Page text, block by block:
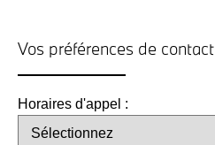
Vos préférences de contact
Horaires d'appel :